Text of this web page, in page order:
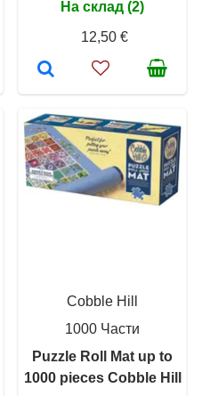
На склад (2)
12,50 €
Cobble Hill
1000 Части
Puzzle Roll Mat up to
1000 pieces Cobble Hill